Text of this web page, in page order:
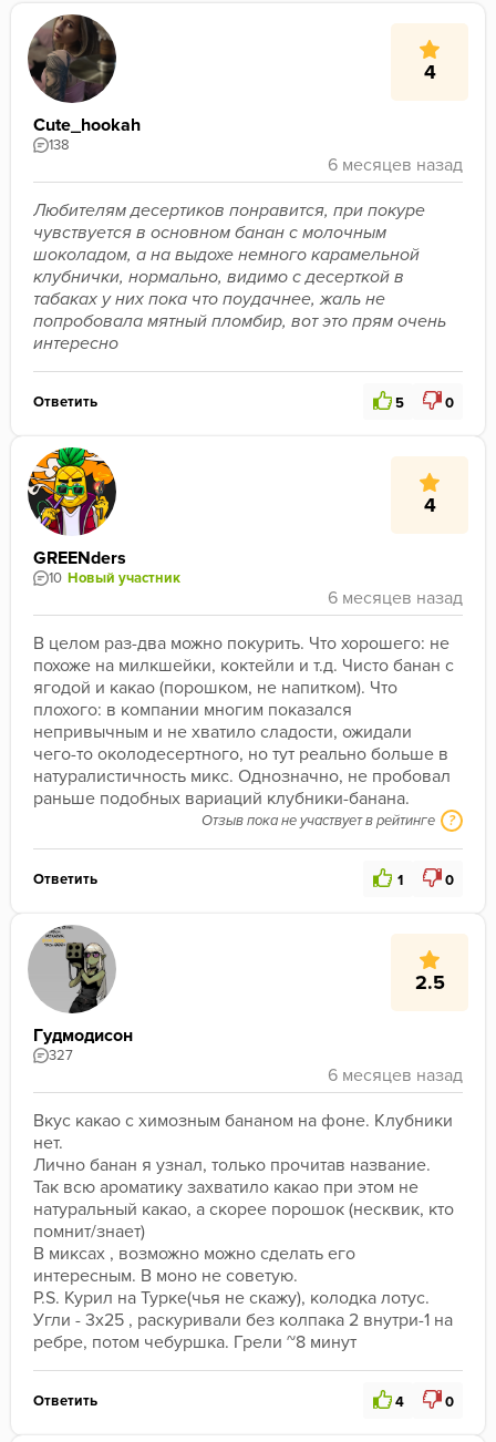
4
Cute_hookah
138
Любителям десертиков понравится, при покуре
чувствуется в основном банан с молочным
шоколадом, а на выдохе немного карамельной
клубнички, нормально, видимо с десерткой в
табаках у них пока что поудачнее, жаль не
попробовала мятный пломбир, вот это прям очень
интересно
Ответить 5 0
4
GREENders
10 Новый участник
В целом раз-два можно покурить. Что хорошего: не
похоже на милкшейки, коктейли и т.д. Чисто банан с
ягодой и какао (порошком, не напитком). Что
плохого: в компании многим показался
непривычным и не хватило сладости, ожидали
чего-то околодесертного, но тут реально больше в
натуралистичность микс. Однозначно, не пробовал
раньше подобных вариаций клубники-банана.
Отзыв пока не участвует в рейтинге ?
Ответить 1 0
2.5
Гудмодисон
327
Вкус какао с химозным бананом на фоне. Клубники
нет.
Лично банан я узнал, только прочитав название.
Так всю ароматику захватило какао при этом не
натуральный какао, а скорее порошок (несквик, кто
помнит/знает)
В миксах , возможно можно сделать его
интересным. В моно не советую.
P.S. Курил на Турке(чья не скажу), колодка лотус.
Угли - 3x25 , раскуривали без колпака 2 внутри-1 на
ребре, потом чебуршка. Грели ~8 минут
Ответить 4 0